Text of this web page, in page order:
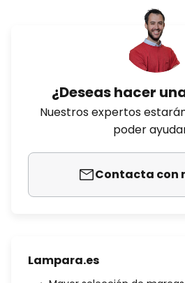
¿Deseas hacer
Nuestros expertos
poder
Contacta con
Lampara.es